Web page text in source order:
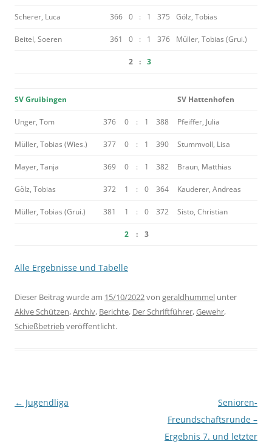
Scherer, Luca 366 0 : 1 375 Gölz, Tobias
Beitel, Soeren 361 0 : 1 376 Müller, Tobias (Grui.)
2 : 3
SV Gruibingen SV Hattenhofen
Unger, Tom 376 0 : 1 388 Pfeiffer, Julia
Müller, Tobias (Wies.) 377 0 : 1 390 Stummvoll, Lisa
Mayer, Tanja 369 0 : 1 382 Braun, Matthias
Gölz, Tobias 372 1 : 0 364 Kauderer, Andreas
Müller, Tobias (Grui.) 381 1 : 0 372 Sisto, Christian
2 : 3
Alle Ergebnisse und Tabelle
Dieser Beitrag wurde am 15/10/2022von geraldhummel unter
Akive Schützen,Archiv, Berichte, Der Schriftführer,Gewehr,
Schießbetriebveröffentlicht.
Beitragsnavigation
← Jugendliga
Senioren-
Freundschaftsrunde –
Ergebnis 7. und letzter